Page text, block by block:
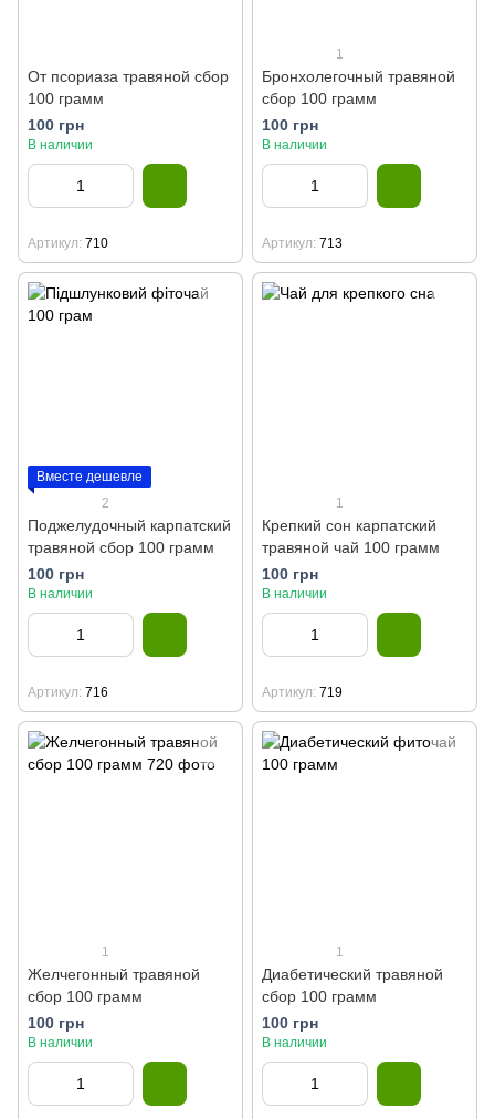
От псориаза травяной сбор
100 грамм
100 грн
В наличии
Артикул 710
1
Бронхолегочный травяной
сбор 100 грамм
100 грн
В наличии
Артикул 713
Вместе дешевле
2
Поджелудочный карпатский
травяной сбор 100 грамм
100 грн
В наличии
Артикул 716
1
Крепкий сон карпатский
травяной чай 100 грамм
100 грн
В наличии
Артикул 719
1
Желчегонный травяной
сбор 100 грамм
100 грн
В наличии
1
Диабетический травяной
сбор 100 грамм
100 грн
В наличии